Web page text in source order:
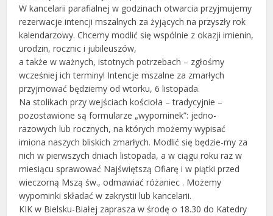
W kancelarii parafialnej w godzinach otwarcia przyjmujemy
rezerwacje intencji mszalnych za żyjących na przyszły rok
kalendarzowy. Chcemy modlić się wspólnie z okazji imienin,
urodzin, rocznic i jubileuszów,
a także w ważnych, istotnych potrzebach – zgłośmy
wcześniej ich terminy! Intencje mszalne za zmarłych
przyjmować będziemy od wtorku, 6 listopada.
Na stolikach przy wejściach kościoła – tradycyjnie –
pozostawione są formularze „wypominek”: jedno-
razowych lub rocznych, na których możemy wypisać
imiona naszych bliskich zmarłych. Modlić się będzie-my za
nich w pierwszych dniach listopada, a w ciągu roku raz w
miesiącu sprawować Najświętszą Ofiarę i w piątki przed
wieczorną Mszą św., odmawiać różaniec . Możemy
wypominki składać w zakrystii lub kancelarii.
KIK w Bielsku-Białej zaprasza w środę o 18.30 do Katedry